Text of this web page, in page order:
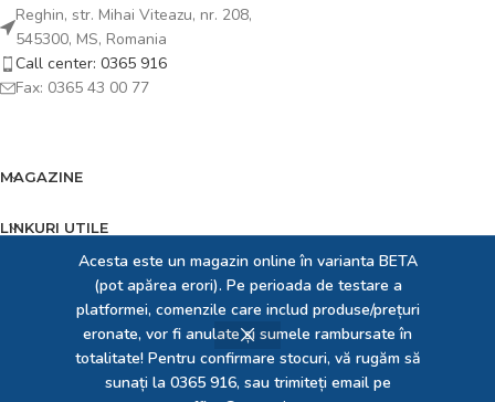
Acesta este un magazin online în varianta BETA
(pot apărea erori). Pe perioada de testare a
platformei, comenzile care includ produse/prețuri
eronate, vor fi anulate și sumele rambursate în
totalitate! Pentru confirmare stocuri, vă rugăm să
sunați la 0365 916, sau trimiteți email pe
Reghin, str. Mihai Viteazu, nr. 208,
545300, MS, Romania
Call center: 0365 916
Fax: 0365 43 00 77
MAGAZINE
LINKURI UTILE
FOOTER MENU
EXPERT IT SRL2023 creat deExpert Solution Developer SRL. Dedicați pentru prezența
ta online!